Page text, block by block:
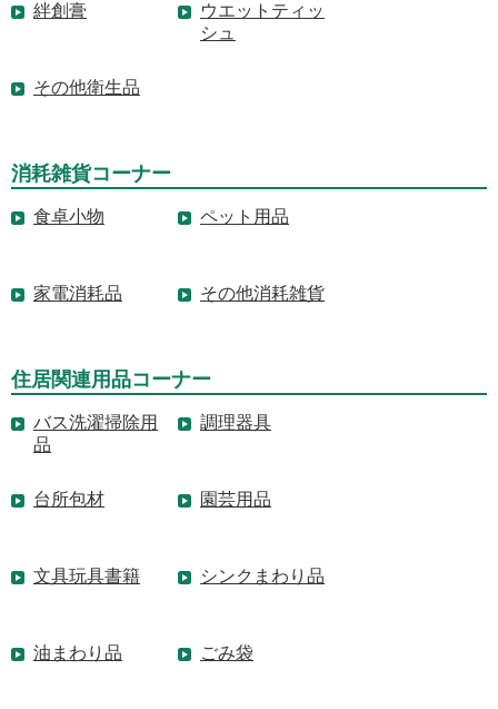
絆創膏
ウエットティッ
シュ
その他衛生品
消耗雑貨コーナー
食卓小物 ペット用品
家電消耗品 その他消耗雑貨
住居関連用品コーナー
バス洗濯掃除用
品
調理器具
台所包材 園芸用品
文具玩具書籍 シンクまわり品
油まわり品 ごみ袋